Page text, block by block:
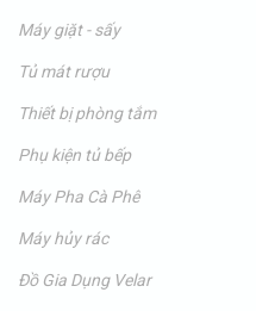
Máy giặt - sấy
Tủ mát rượu
Thiết bị phòng tắm
Phụ kiện tủ bếp
Máy Pha Cà Phê
Máy hủy rác
Đồ Gia Dụng Velar